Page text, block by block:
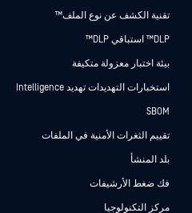
تقنية الكشف عن نوع الملف™
DLP™ استباقي DLP™
بيئة اختبار معزولة متكيفة
استخبارات التهديدات تهديد Intelligence
SBOM
تقييم الثغرات الأمنية في الملفات
بلد المنشأ
فك ضغط الأرشيفات
مركز التكنولوجيا